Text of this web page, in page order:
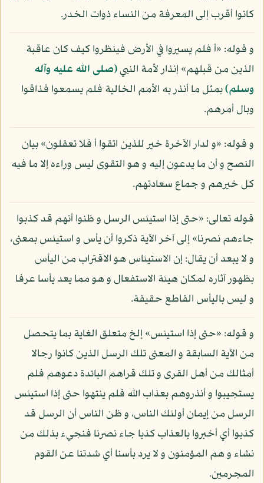
كانوا أقرب إلى المعرفة من النساء ذوات الخدر.
و قوله: «أ فلم يسيروا في الأرض فينظروا كيف كان عاقبة
الذين من قبلهم» إنذار لأمة النبي(صلى الله عليه وآله
وسلم)بمثل ما أنذر به الأمم الخالية فلم يسمعوا فذاقوا
وبال أمرهم.
و قوله: «و لدار الآخرة خير للذين اتقوا أ فلا تعقلون» بيان
النصح و أن ما يدعون إليه و هو التقوى ليس وراءه إلا ما فيه
كل خيرهم و جماع سعادتهم.
قوله تعالى: «حتى إذا استيئس الرسل و ظنوا أنهم قد كذبوا
جاءهم نصرنا» إلى آخر الآية ذكروا أن يأس و استيئس بمعنى،
و لا يبعد أن يقال: إن الاستيئاس هو الاقتراب من اليأس
بظهور آثاره لمكان هيئة الاستفعال و هو مما يعد يأسا عرفا
و ليس باليأس القاطع حقيقة.
و قوله: «حتى إذا استيئس» إلخ متعلق الغاية بما يتحصل
من الآية السابقة و المعنى تلك الرسل الذين كانوا رجالا
أمثالك من أهل القرى و تلك قراهم البائدة دعوهم فلم
يستجيبوا و أنذروهم بعذاب الله فلم ينتهوا حتى إذا استيئس
الرسل من إيمان أولئك الناس، و ظن الناس أن الرسل قد
كذبوا أي أخبروا بالعذاب كذبا جاء نصرنا فنجيء بذلك من
نشاء و هم المؤمنون و لا يرد بأسنا أي شدتنا عن القوم
المجرمين.